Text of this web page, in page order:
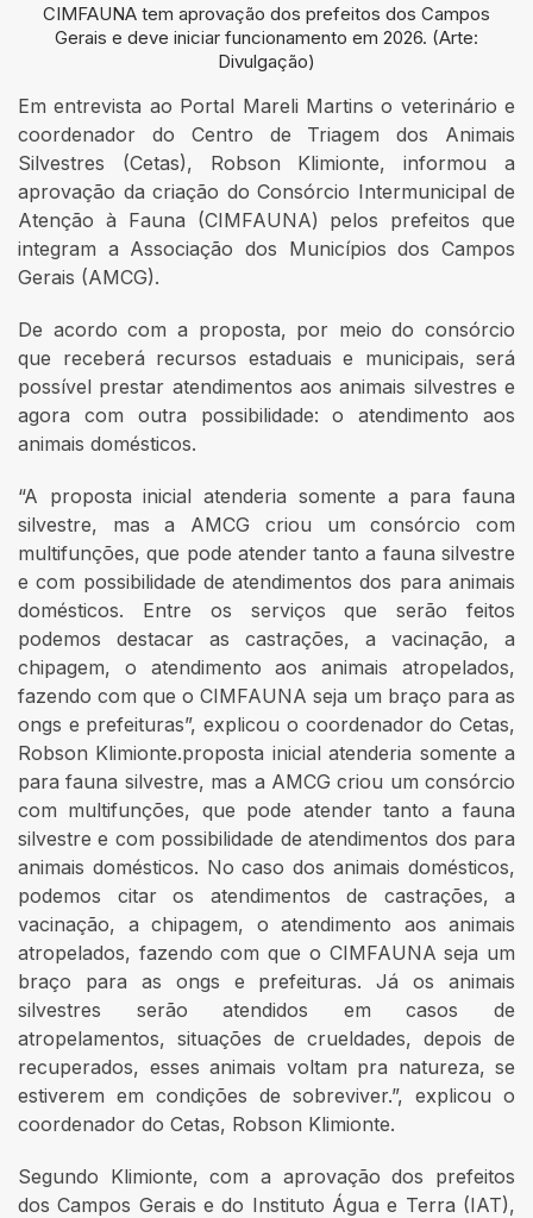
CIMFAUNA tem aprovação dos prefeitos dos Campos
Gerais e deve iniciar funcionamento em 2026. (Arte:
Divulgação)
Em entrevista ao Portal Mareli Martins o veterinário e
coordenador do Centro de Triagem dos Animais
Silvestres (Cetas), Robson Klimionte, informou a
aprovação da criação do Consórcio Intermunicipal de
Atenção à Fauna (CIMFAUNA) pelos prefeitos que
integram a Associação dos Municípios dos Campos
Gerais (AMCG).
De acordo com a proposta, por meio do consórcio
que receberá recursos estaduais e municipais, será
possível prestar atendimentos aos animais silvestres e
agora com outra possibilidade: o atendimento aos
animais domésticos.
“A proposta inicial atenderia somente a para fauna
silvestre, mas a AMCG criou um consórcio com
multifunções, que pode atender tanto a fauna silvestre
e com possibilidade de atendimentos dos para animais
domésticos. Entre os serviços que serão feitos
podemos destacar as castrações, a vacinação, a
chipagem, o atendimento aos animais atropelados,
fazendo com que o CIMFAUNA seja um braço para as
ongs e prefeituras”, explicou o coordenador do Cetas,
Robson Klimionte.proposta inicial atenderia somente a
para fauna silvestre, mas a AMCG criou um consórcio
com multifunções, que pode atender tanto a fauna
silvestre e com possibilidade de atendimentos dos para
animais domésticos. No caso dos animais domésticos,
podemos citar os atendimentos de castrações, a
vacinação, a chipagem, o atendimento aos animais
atropelados, fazendo com que o CIMFAUNA seja um
braço para as ongs e prefeituras. Já os animais
silvestres serão atendidos em casos de
atropelamentos, situações de crueldades, depois de
recuperados, esses animais voltam pra natureza, se
estiverem em condições de sobreviver.”, explicou o
coordenador do Cetas, Robson Klimionte.
Segundo Klimionte, com a aprovação dos prefeitos
dos Campos Gerais e do Instituto Água e Terra (IAT),